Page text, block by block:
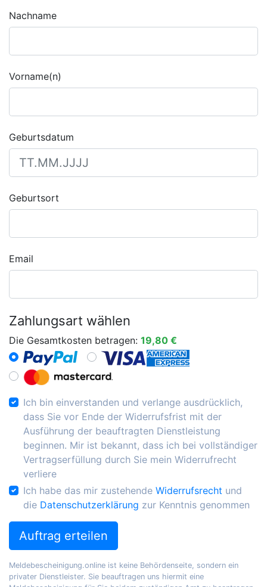
Nachname
Vorname(n)
Geburtsdatum
Geburtsort
Email
Zahlungsart wählen
Die Gesamtkosten betragen: 19,80 €
Ich bin einverstanden und verlange ausdrücklich,
dass Sie vor Ende der Widerrufsfrist mit der
Ausführung der beauftragten Dienstleistung
beginnen. Mir ist bekannt, dass ich bei vollständiger
Vertragserfüllung durch Sie mein Widerrufrecht
verliere
Ich habe das mir zustehende Widerrufsrecht und
die Datenschutzerklärung zur Kenntnis genommen
Auftrag erteilen
Meldebescheinigung.online ist keine Behördenseite, sondern ein
privater Dienstleister. Sie beauftragen uns hiermit eine